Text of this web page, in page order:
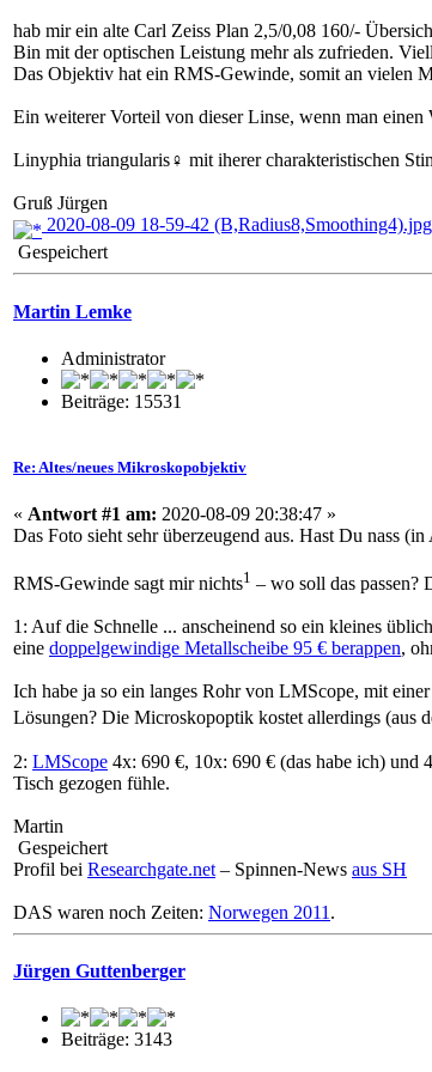
hab mir ein alte Carl Zeiss Plan 2,5/0,08 160/-
Bin mit der optischen Leistung mehr als zufrieden.
Das Objektiv hat ein RMS-Gewinde, somit an vielen
Ein weiterer Vorteil von dieser Linse, wenn man
Linyphia triangularis♀ mit iherer charakteristischen
Gruß Jürgen
2020-08-09 18-59-42 (B,Radius8,Smoothing4).jpg
Gespeichert
Martin Lemke
Administrator
Beiträge: 15531
Re: Altes/neues Mikroskopobjektiv
« Antwort #1 am: 2020-08-09 20:38:47 »
Das Foto sieht sehr überzeugend aus. Hast Du nass
RMS-Gewinde sagt mir nichts1 – wo soll das passen?
1: Auf die Schnelle ... anscheinend so ein kleines
eine doppelgewindige Metallscheibe 95 € berappen,
Ich habe ja so ein langes Rohr von LMScope, mit
Lösungen? Die Microskopoptik kostet allerdings (aus
2: LMScope 4x: 690 €, 10x: 690 € (das habe ich)
Tisch gezogen fühle.
Martin
Gespeichert
Profil bei Researchgate.net – Spinnen-News aus SH
DAS waren noch Zeiten: Norwegen 2011 .
Jürgen Guttenberger
Beiträge: 3143